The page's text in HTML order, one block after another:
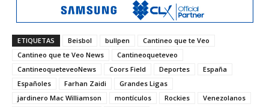
ETIQUETAS Beisbol bullpen
Cantineo que te Veo
Cantineo que te Veo News
Cantineoqueteveo
CantineoqueteveoNews
Coors Field Deportes
España
Españoles
Farhan Zaidi
Grandes Ligas
jardinero Mac Williamson
montículos Rockies
Venezolanos